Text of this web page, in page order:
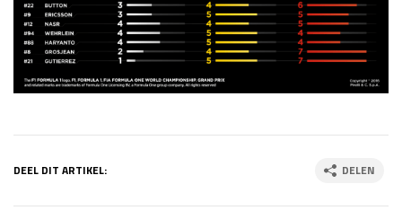
DEEL DIT ARTIKEL: DELEN